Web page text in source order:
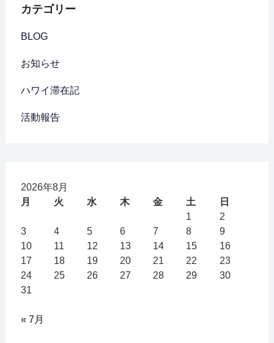
カテゴリー
BLOG
お知らせ
ハワイ滞在記
活動報告
2026年8月
月
火 水 木 金 土
日
1
2
3
4 5 6 7 8
9
10
11 12 13 14 15
16
17
18 19 20 21 22
23
24
25 26 27 28 29
30
31
« 7月